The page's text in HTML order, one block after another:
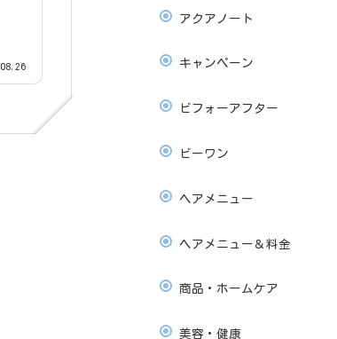
アクアノート
キャンペーン
ビフォーアフター
ビーワン
ヘアメニュー
ヘアメニュー＆料金
商品・ホームケア
美容・健康